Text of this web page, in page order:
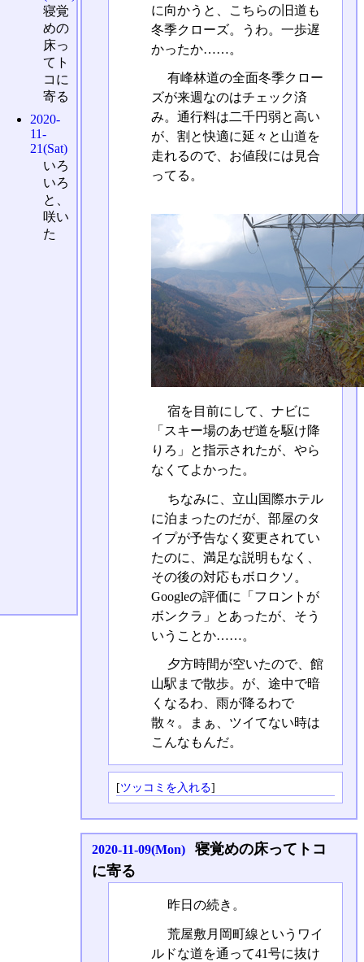
に向かうと、こちらの旧道も
冬季クローズ。うわ。一歩遅
かったか……。
有峰林道の全面冬季クロー
ズが来週なのはチェック済
み。通行料は二千円弱と高い
が、割と快適に延々と山道を
走れるので、お値段には見合
ってる。
宿を目前にして、ナビに
「スキー場のあぜ道を駆け降
りろ」と指示されたが、やら
なくてよかった。
ちなみに、立山国際ホテル
に泊まったのだが、部屋のタ
イプが予告なく変更されてい
たのに、満足な説明もなく、
その後の対応もボロクソ。
Googleの評価に「フロントが
ボンクラ」とあったが、そう
いうことか……。
夕方時間が空いたので、館
山駅まで散歩。が、途中で暗
くなるわ、雨が降るわで
散々。まぁ、ツイてない時は
こんなもんだ。
[ツッコミを入れる]
2020-11-09(Mon)
寝覚めの床ってトコ
に寄る
昨日の続き。
荒屋敷月岡町線というワイ
ルドな道を通って41号に抜け
寝覚
めの
床っ
てト
コに
寄る
2020-
11-
21(Sat)
いろ
いろ
と、
咲い
た